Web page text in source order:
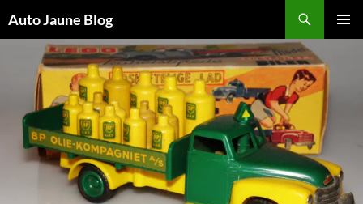
Auto Jaune Blog
CONTENU